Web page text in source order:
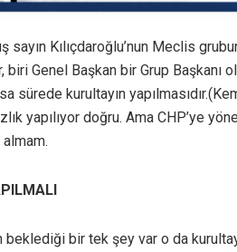
sayın Kılıçdaroğlu’nun Meclis
biri Genel Başkan bir Grup Başkanı
kurultayın
yapılıyor doğru. Ama CHP’ye
bir tek şey var o da